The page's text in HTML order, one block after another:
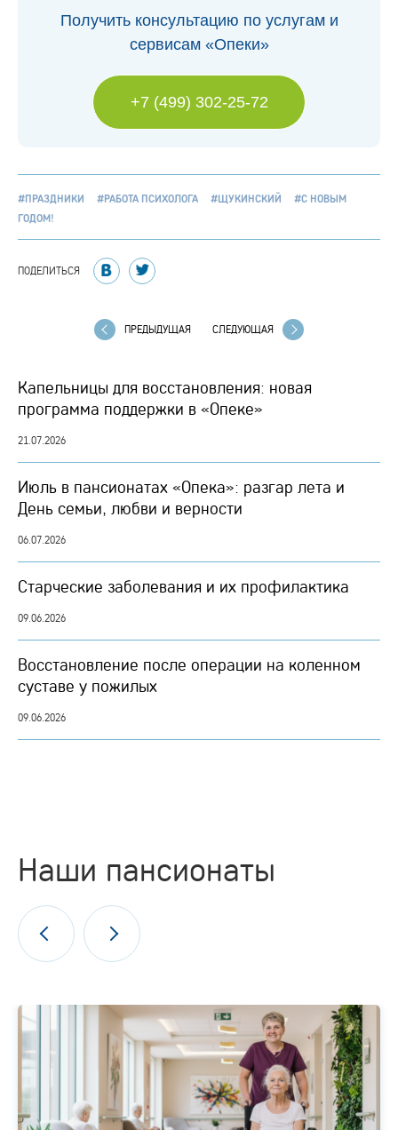
Получить консультацию по услугам и
сервисам «Опеки»
+7 (499) 302-25-72
#ПРАЗДНИКИ #РАБОТА ПСИХОЛОГА #ЩУКИНСКИЙ
#С НОВЫМ
ГОДОМ!
ПОДЕЛИТЬСЯ
ПРЕДЫДУЩАЯ СЛЕДУЮЩАЯ
Капельницы для восстановления: новая
программа поддержки в «Опеке»
21.07.2026
Июль в пансионатах «Опека»: разгар лета и
День семьи, любви и верности
06.07.2026
Старческие заболевания и их профилактика
09.06.2026
Восстановление после операции на коленном
суставе у пожилых
09.06.2026
Наши пансионаты